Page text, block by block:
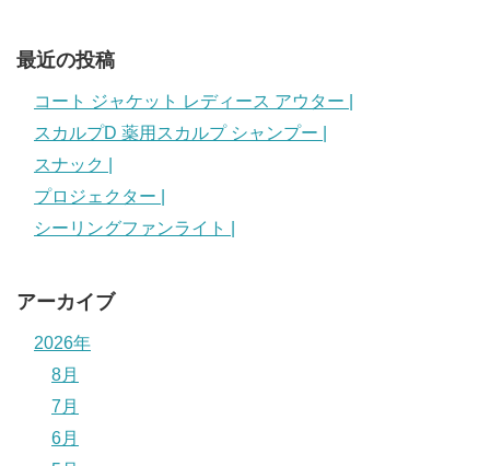
最近の投稿
コート ジャケット レディース アウター |
スカルプD 薬用スカルプ シャンプー |
スナック |
プロジェクター |
シーリングファンライト |
アーカイブ
2026年
8月
7月
6月